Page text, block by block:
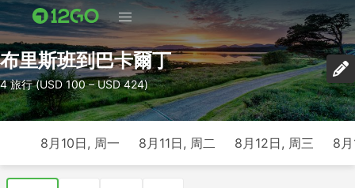
布里斯班到巴卡爾丁
4 旅行 (USD 100 – USD 424)
8月10日, 周一 8月11日, 周二 8月12日, 周三 8